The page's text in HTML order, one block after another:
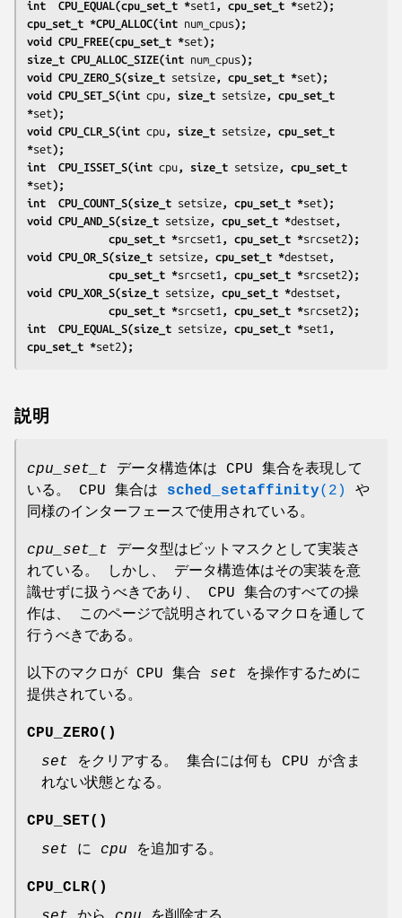
int  CPU_EQUAL(cpu_set_t *set1 , cpu_set_t *set2);
cpu_set_t *CPU_ALLOC(int num_cpus);
void CPU_FREE(cpu_set_t *set);
size_t CPU_ALLOC_SIZE(int num_cpus);
void CPU_ZERO_S(size_t setsize , cpu_set_t *set);
void CPU_SET_S(int cpu , size_t setsize , cpu_set_t
*set);
void CPU_CLR_S(int cpu , size_t setsize , cpu_set_t
*set);
int  CPU_ISSET_S(int cpu , size_t setsize , cpu_set_t
*set);
int  CPU_COUNT_S(size_t setsize , cpu_set_t *set);
void CPU_AND_S(size_t setsize , cpu_set_t *destset ,
             cpu_set_t *
srcset1 , cpu_set_t *srcset2);
void CPU_OR_S(size_t setsize , cpu_set_t *destset ,
             cpu_set_t *
srcset1 , cpu_set_t *srcset2);
void CPU_XOR_S(size_t setsize , cpu_set_t *destset ,
             cpu_set_t *
srcset1 , cpu_set_t *srcset2);
int  CPU_EQUAL_S(size_t setsize , cpu_set_t *set1 ,
cpu_set_t *set2);
説明
cpu_set_t データ構造体は CPU 集合を表現して
いる。 CPU 集合は sched_setaffinity(2)
や
同様のインターフェースで使用されている。
cpu_set_t データ型はビットマスクとして実装さ
れている。 しかし、 データ構造体はその実装を意
識せずに扱うべきであり、 CPU 集合のすべての操
作は、 このページで説明されているマクロを通して
行うべきである。
以下のマクロが CPU 集合 set を操作するために
提供されている。
CPU_ZERO()
set をクリアする。 集合には何も CPU が含ま
れない状態となる。
CPU_SET()
set に cpu を追加する。
CPU_CLR()